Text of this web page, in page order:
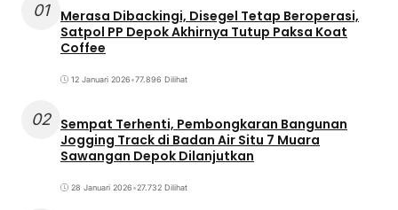
01
Merasa Dibackingi, Disegel Tetap Beroperasi,
Satpol PP Depok Akhirnya Tutup Paksa Koat
Coffee
12 Januari 2026•77.896 Dilihat
02 Sempat Terhenti, Pembongkaran Bangunan
Jogging Track di Badan Air Situ 7 Muara
Sawangan Depok Dilanjutkan
28 Januari 2026•27.732 Dilihat